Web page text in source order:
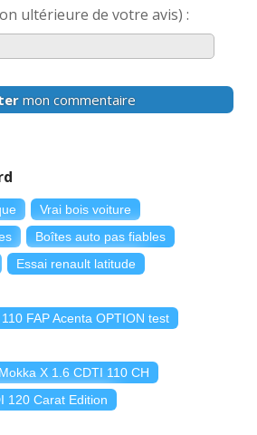
ultérieure de votre avis) :
mon commentaire
Vrai bois voiture
Boîtes auto pas fiables
Essai renault latitude
FAP Acenta OPTION test
X 1.6 CDTI 110 CH
120 Carat Edition